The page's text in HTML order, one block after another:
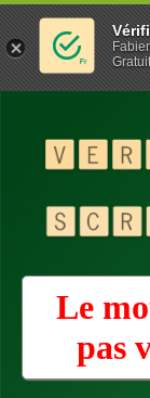
Le
pas